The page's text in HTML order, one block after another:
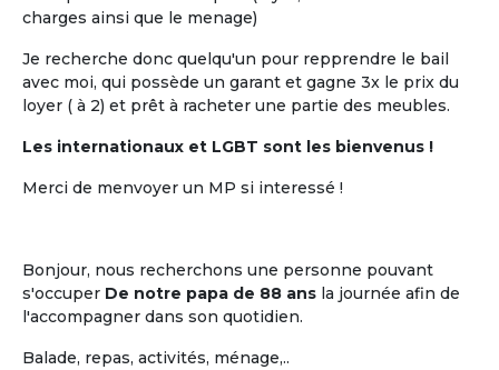
charges ainsi que le menage)
Je recherche donc quelqu'un pour repprendre le bail
avec moi, qui possède un garant et gagne 3x le prix du
loyer ( à 2) et prêt à racheter une partie des meubles.
Les internationaux et LGBT sont les bienvenus !
Merci de menvoyer un MP si interessé !
Bonjour, nous recherchons une personne pouvant
s'occuper De notre papa de 88 ans la journée afin de
l'accompagner dans son quotidien.
Balade, repas, activités, ménage,..